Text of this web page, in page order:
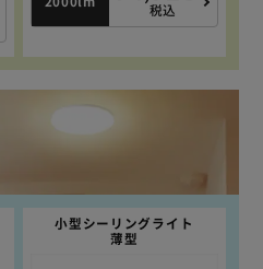
税込
小型シーリングライト
薄型